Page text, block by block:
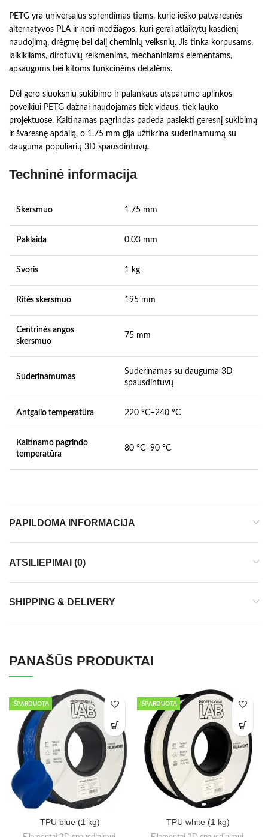
PETG yra universalus sprendimas tiems, kurie ieško patvaresnės
alternatyvos PLA ir nori medžiagos, kuri gerai atlaikytų kasdienį
naudojimą, drėgmę bei dalį cheminių veiksnių. Jis tinka korpusams,
laikikliams, dirbtuvių reikmenims, mechaniniams elementams,
apsaugoms bei kitoms funkcinėms detalėms.
Dėl gero sluoksnių sukibimo ir palankaus atsparumo aplinkos
poveikiui PETG dažnai naudojamas tiek vidaus, tiek lauko
projektuose. Kaitinamas pagrindas padeda pasiekti geresnį sukibimą
ir švaresnę apdailą, o 1.75 mm gija užtikrina suderinamumą su
dauguma populiarių 3D spausdintuvų.
Techninė informacija
Skersmuo 1.75 mm
Paklaida 0.03 mm
Svoris 1 kg
Ritės skersmuo 195 mm
Centrinės angos
skersmuo
75 mm
Suderinamumas
Suderinamas su dauguma 3D
spausdintuvų
Antgalio temperatūra 220 °C–240 °C
Kaitinamo pagrindo
temperatūra
80 °C–90 °C
PAPILDOMA INFORMACIJA
ATSILIEPIMAI (0)
SHIPPING & DELIVERY
PANAŠŪS PRODUKTAI
IŠPARDUOTA
TPU blue (1 kg)
IŠPARDUOTA
TPU white (1 kg)